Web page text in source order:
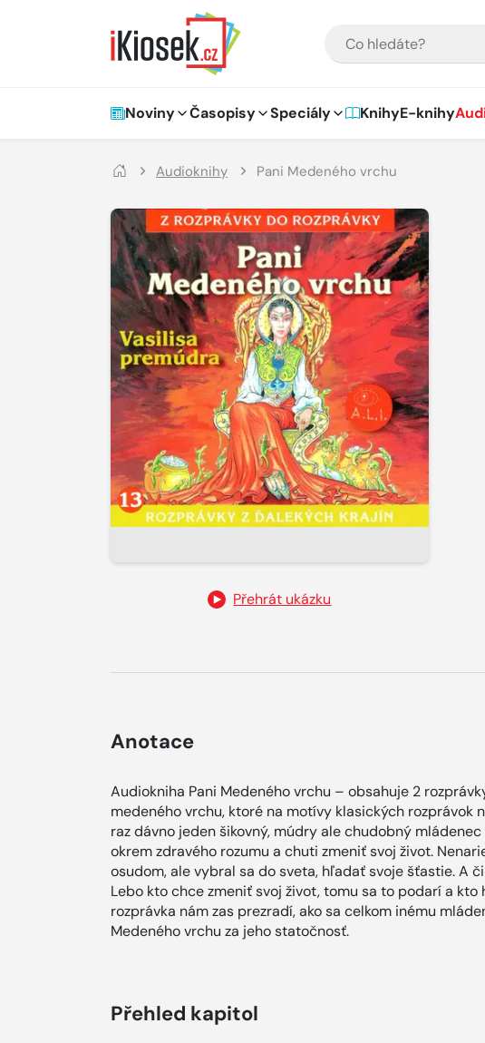
Hlavní navigace
Noviny Časopisy Speciály KnihyE-knihy
Audioknihy Pani Medeného vrchu
Přehrát ukázku
Anotace
Audiokniha Pani Medeného vrchu – obsahuje 2
medeného vrchu, ktoré na motívy klasických rozprávok
raz dávno jeden šikovný, múdry ale chudobný
okrem zdravého rozumu a chuti zmeniť svoj život.
osudom, ale vybral sa do sveta, hľadať svoje šťastie. A
Lebo kto chce zmeniť svoj život, tomu sa to podarí a kto
rozprávka nám zas prezradí, ako sa celkom inému
Medeného vrchu za jeho statočnosť.
Přehled kapitol